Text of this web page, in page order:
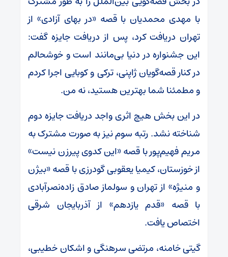
با مهدی محمدیان با قصه «در بهای آزادی» از
تهران دریافت کرد، پس از دریافت جایزه گفت:
این جشنواره در دنیا بی‌مانند است و خوشحالم
در کنار قصه‌گویان ژاپنی، ترکی و کوبایی اجرا کردم
و مطمئنا شما بهترین هستید، نه من.
در این بخش هیچ اثری واجد دریافت جایزه دوم
شناخته نشد. رتبه‌ سوم نیز به صورت مشترک به
مریم فهیم‌پور با قصه «این کدوی پیرزن نیست»
از خوزستان، کیمیا یعقوبی گودرزی با قصه «بیژن
و منیژه» از تهران و سولماز صادق زاده‌نصرآبادی
با قصه «قدم یازدهم» از آذربایجان شرقی
اختصاص یافت.
گیتی خامنه، مرتضی سرهنگی و اشکان خطیبی،